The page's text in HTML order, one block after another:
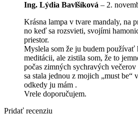
Ing. Lýdia Bavlšíková – 2.
Krásna lampa v tvare mandaly, na
no keď sa rozsvieti, svojími
priestor.
Myslela som že ju budem
meditácii, ale zistila som, že to
počas zimných sychravých
sa stala jednou z mojich „must be“
odkedy ju mám .
Vrele doporučujem.
Pridať recenziu